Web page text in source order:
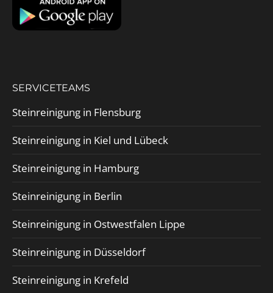
SERVICETEAMS
Steinreinigung in Flensburg
Steinreinigung in Kiel und Lübeck
Steinreinigung in Hamburg
Steinreinigung in Berlin
Steinreinigung in Ostwestfalen Lippe
Steinreinigung in Düsseldorf
Steinreinigung in Krefeld